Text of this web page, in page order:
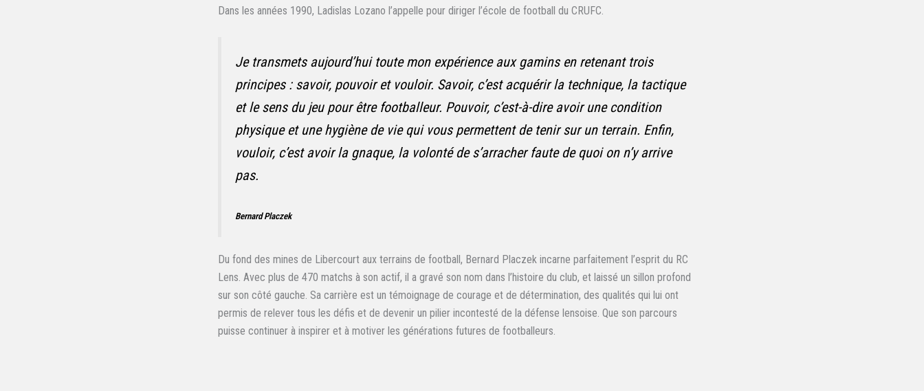
Dans les années 1990, Ladislas Lozano l’appelle pour diriger l’école de football du CRUFC.
Je transmets aujourd’hui toute mon expérience aux gamins en retenant trois
principes : savoir, pouvoir et vouloir. Savoir, c’est acquérir la technique, la tactique
et le sens du jeu pour être footballeur. Pouvoir, c’est-à-dire avoir une condition
physique et une hygiène de vie qui vous permettent de tenir sur un terrain. Enfin,
vouloir, c’est avoir la gnaque, la volonté de s’arracher faute de quoi on n’y arrive
pas.
Bernard Placzek
Du fond des mines de Libercourt aux terrains de football, Bernard Placzek incarne parfaitement l’esprit du RC
Lens. Avec plus de 470 matchs à son actif, il a gravé son nom dans l’histoire du club, et laissé un sillon profond
sur son côté gauche. Sa carrière est un témoignage de courage et de détermination, des qualités qui lui ont
permis de relever tous les défis et de devenir un pilier incontesté de la défense lensoise. Que son parcours
puisse continuer à inspirer et à motiver les générations futures de footballeurs.